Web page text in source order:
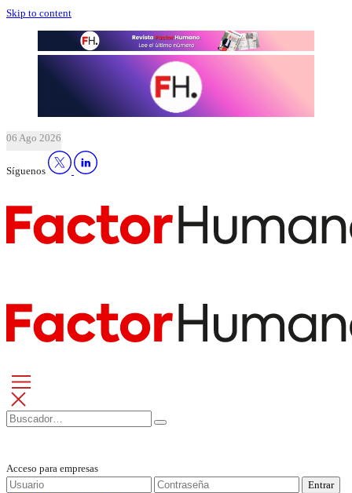
Skip to content
06 Ago 2026
Síguenos
Acceso para empresas
Entrar